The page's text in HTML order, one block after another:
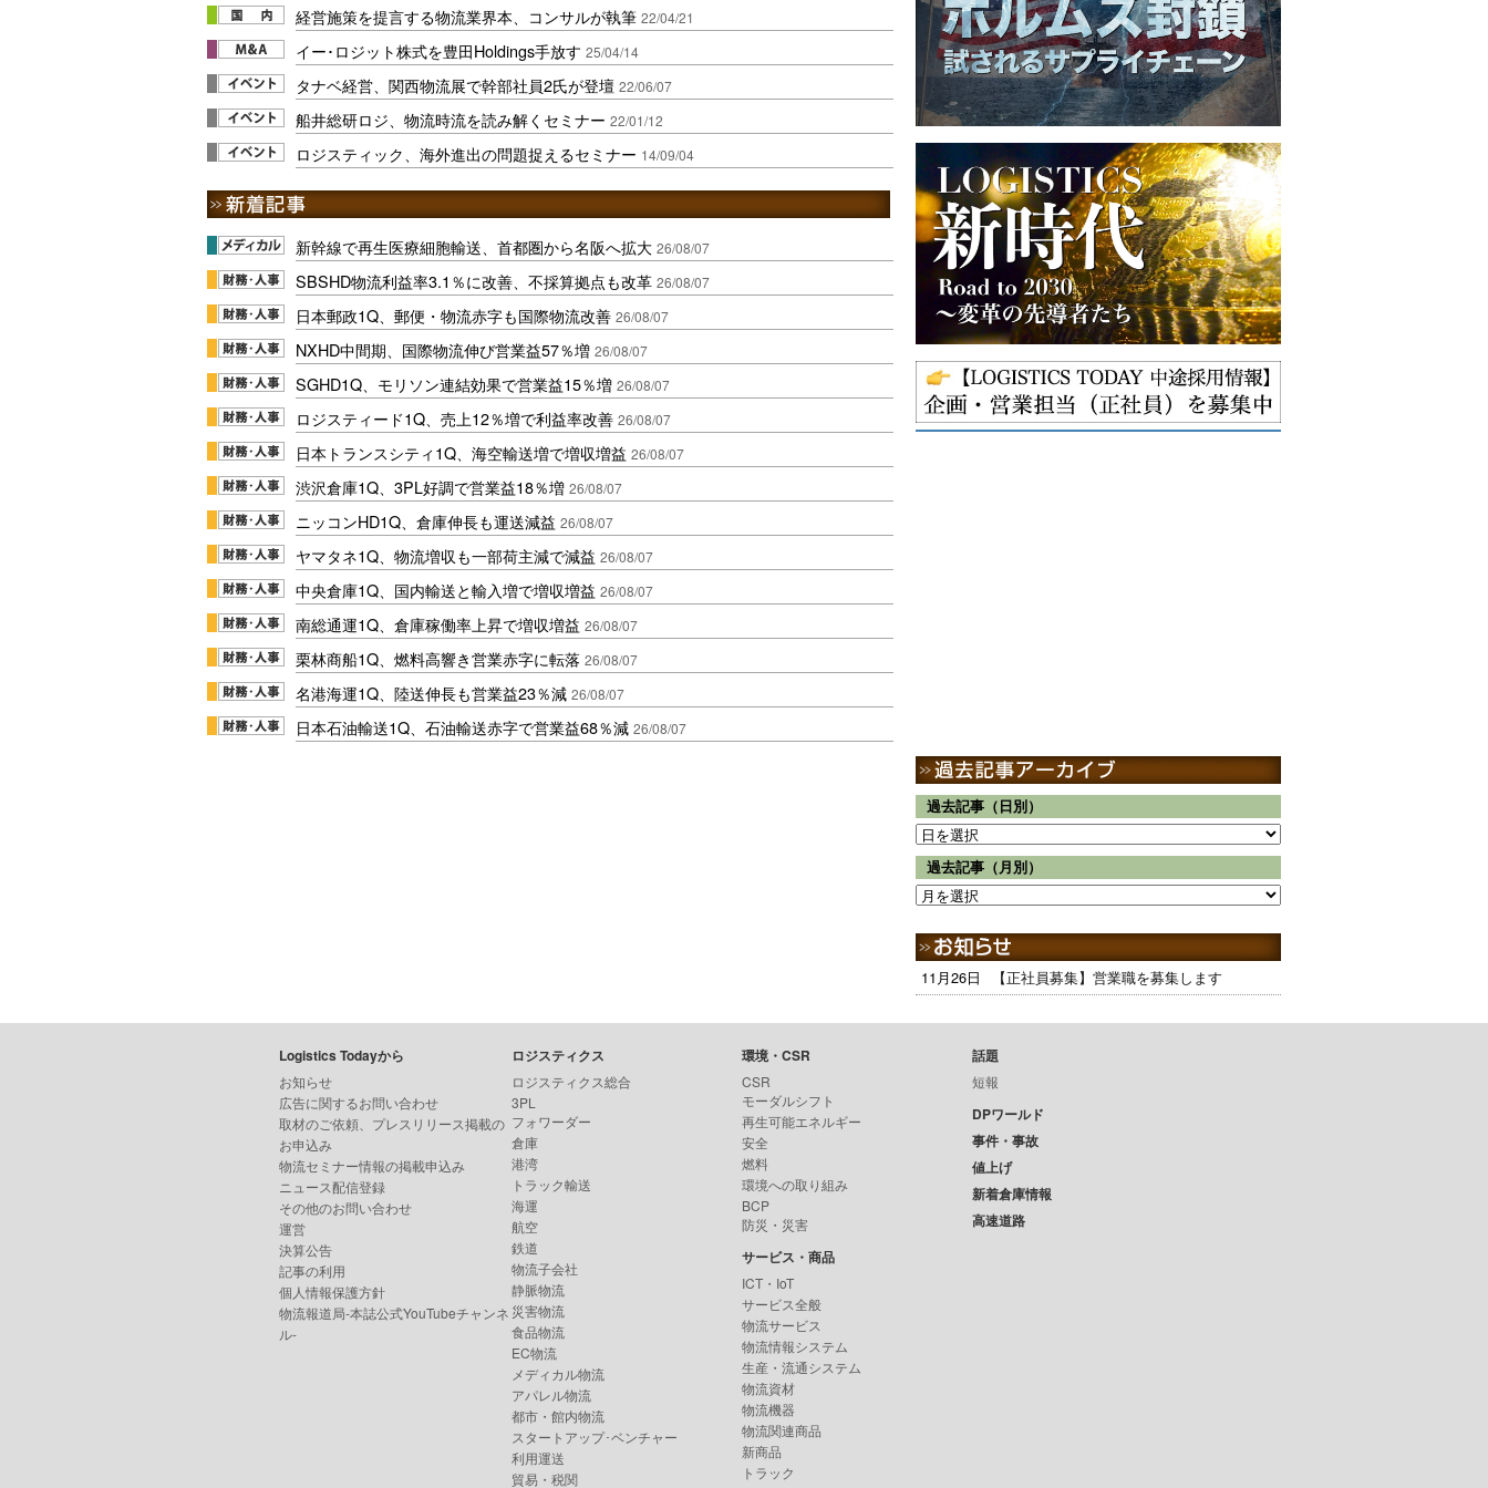
経営施策を提言する物流業界本、コンサルが執筆 22/04/21
イー･ロジット株式を豊田Holdings手放す 25/04/14
タナベ経営、関西物流展で幹部社員2氏が登壇 22/06/07
船井総研ロジ、物流時流を読み解くセミナー 22/01/12
ロジスティック、海外進出の問題捉えるセミナー 14/09/04
新幹線で再生医療細胞輸送、首都圏から名阪へ拡大 26/08/07
SBSHD物流利益率3.1％に改善、不採算拠点も改革 26/08/07
日本郵政1Q、郵便・物流赤字も国際物流改善 26/08/07
NXHD中間期、国際物流伸び営業益57％増 26/08/07
SGHD1Q、モリソン連結効果で営業益15％増 26/08/07
ロジスティード1Q、売上12％増で利益率改善 26/08/07
日本トランスシティ1Q、海空輸送増で増収増益 26/08/07
渋沢倉庫1Q、3PL好調で営業益18％増 26/08/07
ニッコンHD1Q、倉庫伸長も運送減益 26/08/07
ヤマタネ1Q、物流増収も一部荷主減で減益 26/08/07
中央倉庫1Q、国内輸送と輸入増で増収増益 26/08/07
南総通運1Q、倉庫稼働率上昇で増収増益 26/08/07
栗林商船1Q、燃料高響き営業赤字に転落 26/08/07
名港海運1Q、陸送伸長も営業益23％減 26/08/07
日本石油輸送1Q、石油輸送赤字で営業益68％減 26/08/07
過去記事（日別）
過去記事（月別）
11月26日 【正社員募集】営業職を募集します
Logistics Todayから
お知らせ
広告に関するお問い合わせ
取材のご依頼、プレスリリース掲載の
お申込み
物流セミナー情報の掲載申込み
ニュース配信登録
その他のお問い合わせ
運営
決算公告
記事の利用
個人情報保護方針
物流報道局-本誌公式YouTubeチャンネ
ル-
ロジスティクス
ロジスティクス総合
3PL
フォワーダー
倉庫
港湾
トラック輸送
海運
航空
鉄道
物流子会社
静脈物流
災害物流
食品物流
EC物流
メディカル物流
アパレル物流
都市・館内物流
スタートアップ･ベンチャー
利用運送
貿易・税関
環境・CSR
CSR
モーダルシフト
再生可能エネルギー
安全
燃料
環境への取り組み
BCP
防災・災害
サービス・商品
ICT・IoT
サービス全般
物流サービス
物流情報システム
生産・流通システム
物流資材
物流機器
物流関連商品
新商品
トラック
話題
短報
DPワールド
事件・事故
値上げ
新着倉庫情報
高速道路